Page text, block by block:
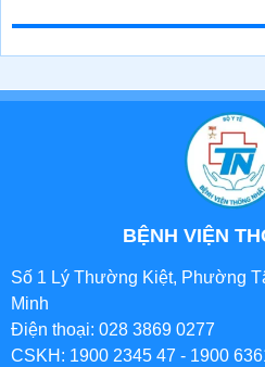
BỆNH VIỆN
Số 1 Lý Thường Kiệt, Phường
Minh
Điện thoại: 028 3869 0277
CSKH: 1900 2345 47 - 1900